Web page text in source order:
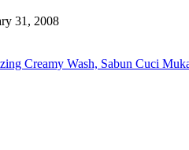
31, 2008
Creamy Wash, Sabun Cuci